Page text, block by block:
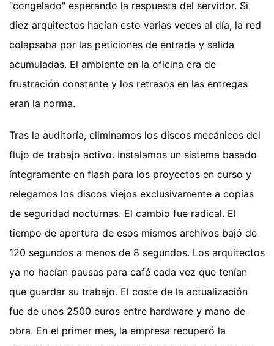
"congelado" esperando la respuesta del servidor. Si
diez arquitectos hacían esto varias veces al día, la red
colapsaba por las peticiones de entrada y salida
acumuladas. El ambiente en la oficina era de
frustración constante y los retrasos en las entregas
eran la norma.
Tras la auditoría, eliminamos los discos mecánicos del
flujo de trabajo activo. Instalamos un sistema basado
íntegramente en flash para los proyectos en curso y
relegamos los discos viejos exclusivamente a copias
de seguridad nocturnas. El cambio fue radical. El
tiempo de apertura de esos mismos archivos bajó de
120 segundos a menos de 8 segundos. Los arquitectos
ya no hacían pausas para café cada vez que tenían
que guardar su trabajo. El coste de la actualización
fue de unos 2500 euros entre hardware y mano de
obra. En el primer mes, la empresa recuperó la